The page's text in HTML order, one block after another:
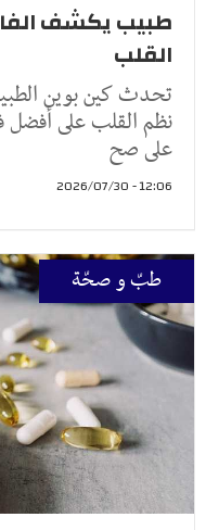
طبيب يكشف
القلب
تحدث كين بوين
نظم القلب على أفضل
على صح
12:06 - 2026/07/30
طبّ و صحّة